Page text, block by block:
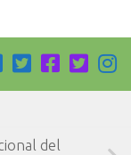
del